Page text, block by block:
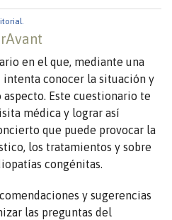
en el que, mediante una
intenta conocer la situación y
Este cuestionario te
médica y lograr así
que puede provocar la
los tratamientos y sobre
congénitas.
y sugerencias
las preguntas del